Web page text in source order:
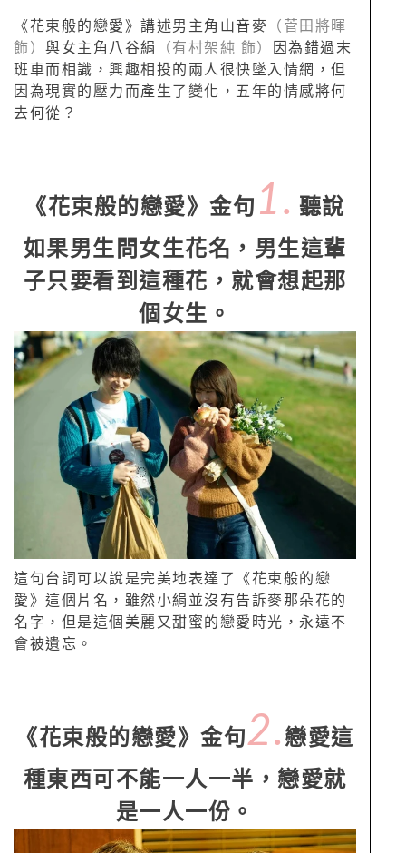
《花束般的戀愛》講述男主角山音麥 （菅田將暉
飾） 與女主角八谷絹 （有村架純 飾）
因為錯過末
班車而相識，興趣相投的兩人很快墜入情網，但
因為現實的壓力而產生了變化，五年的情感將何
去何從？
《花束般的戀愛》金句 1. 聽說
如果男生問女生花名，男生這輩
子只要看到這種花，就會想起那
個女生。
這句台詞可以說是完美地表達了《花束般的戀
愛》這個片名，雖然小絹並沒有告訴麥那朵花的
名字，但是這個美麗又甜蜜的戀愛時光，永遠不
會被遺忘。
《花束般的戀愛》金句2. 戀愛這
種東西可不能一人一半，戀愛就
是一人一份。